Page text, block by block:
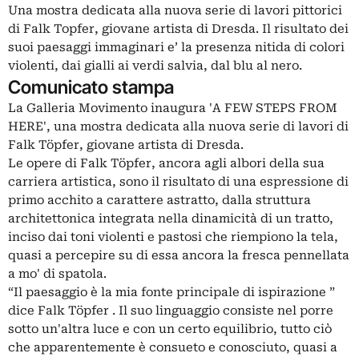
Una mostra dedicata alla nuova serie di lavori pittorici
di Falk Topfer, giovane artista di Dresda. Il risultato dei
suoi paesaggi immaginari e’ la presenza nitida di colori
violenti, dai gialli ai verdi salvia, dal blu al nero.
Comunicato stampa
La Galleria Movimento inaugura 'A FEW STEPS FROM
HERE', una mostra dedicata alla nuova serie di lavori di
Falk Töpfer, giovane artista di Dresda.
Le opere di Falk Töpfer, ancora agli albori della sua
carriera artistica, sono il risultato di una espressione di
primo acchito a carattere astratto, dalla struttura
architettonica integrata nella dinamicità di un tratto,
inciso dai toni violenti e pastosi che riempiono la tela,
quasi a percepire su di essa ancora la fresca pennellata
a mo' di spatola.
“Il paesaggio è la mia fonte principale di ispirazione ”
dice Falk Töpfer . Il suo linguaggio consiste nel porre
sotto un'altra luce e con un certo equilibrio, tutto ciò
che apparentemente è consueto e conosciuto, quasi a